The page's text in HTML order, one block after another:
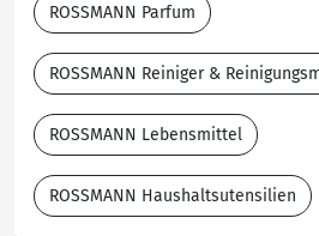
ROSSMANN Parfum
ROSSMANN Reiniger &
ROSSMANN Lebensmittel
ROSSMANN Haushaltsutensilien